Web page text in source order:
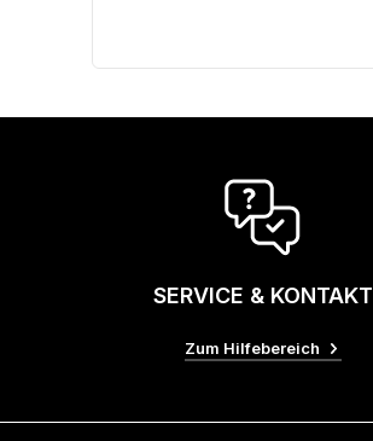
SERVICE & KONTAKT
Zum Hilfebereich